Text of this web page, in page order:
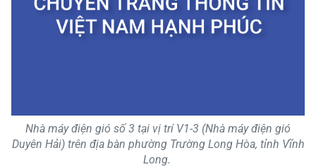
Nhà máy điện gió số 3 tại vị trí V1-3 (Nhà máy điện gió
Duyên Hải) trên địa bàn phường Trường Long Hòa, tỉnh Vĩnh
Long.